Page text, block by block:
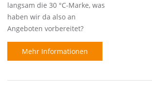
langsam die 30 °C-Marke, was
haben wir da also an
Angeboten vorbereitet?
Mehr Informationen